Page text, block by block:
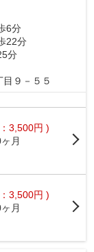
6分
22分
分
目９－５５
3,500円 )
月
3,500円 )
月